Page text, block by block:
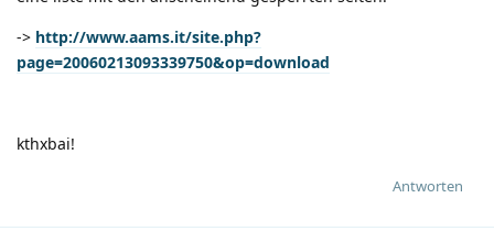
-> http://www.aams.it/site.php?
page=20060213093339750&op=download
kthxbai!
Antworten